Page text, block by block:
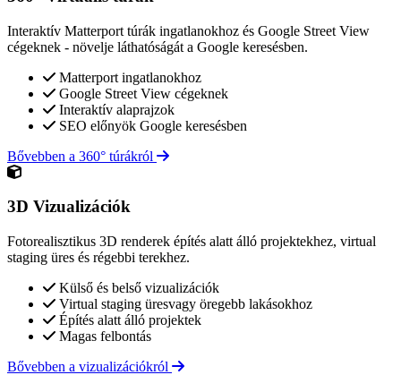
Interaktív Matterport túrák ingatlanokhoz és Google Street View
cégeknek - növelje láthatóságát a Google keresésben.
Matterport ingatlanokhoz
Google Street View cégeknek
Interaktív alaprajzok
SEO előnyök Google keresésben
Bővebben a 360° túrákról
3D Vizualizációk
Fotorealisztikus 3D renderek építés alatt álló projektekhez, virtual
staging üres és régebbi terekhez.
Külső és belső vizualizációk
Virtual staging üresvagy öregebb lakásokhoz
Építés alatt álló projektek
Magas felbontás
Bővebben a vizualizációkról